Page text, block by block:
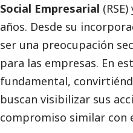
Social Empresarial (RSE)
años. Desde su
ser una preocupación
para las empresas. En
fundamental,
buscan visibilizar sus
compromiso similar con